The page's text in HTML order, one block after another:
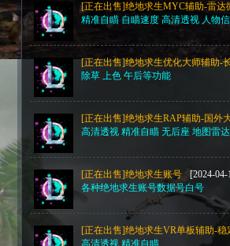
[正在出售]绝地求生MYC辅助-雷达
精准自瞄 自瞄速度 高清透视 人物
[正在出售]绝地求生优化大师辅助-
除草 上色 午后等功能
[正在出售]绝地求生RAP辅助-国外
高清透视 精准自瞄 无后座 地图雷
[正在出售]绝地求生账号
[2024-04-
各种绝地求生账号数据号白号
[正在出售]绝地求生VR单板辅助-稳
高清透视 精准自瞄